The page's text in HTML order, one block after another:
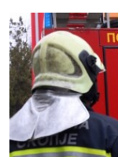
ПОДКАСТ
СЛЕДЕТЕ НЕ
РСЕ веб